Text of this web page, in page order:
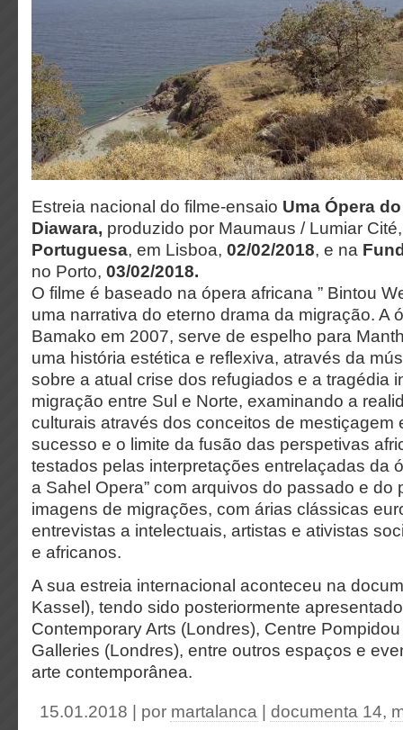
Estreia nacional do filme-ensaio Uma Ópera
Diawara, produzido por Maumaus / Lumiar
Portuguesa, em Lisboa, 02/02/2018, e na
no Porto, 03/02/2018.
O filme é baseado na ópera africana ” Bintou
uma narrativa do eterno drama da migração. A
Bamako em 2007, serve de espelho para
uma história estética e reflexiva, através da
sobre a atual crise dos refugiados e a tragédia
migração entre Sul e Norte, examinando a
culturais através dos conceitos de mestiçagem
sucesso e o limite da fusão das perspetivas
testados pelas interpretações entrelaçadas da
a Sahel Opera” com arquivos do passado e do
imagens de migrações, com árias clássicas
entrevistas a intelectuais, artistas e ativistas
e africanos.
A sua estreia internacional aconteceu na
Kassel), tendo sido posteriormente
Contemporary Arts (Londres), Centre
Galleries (Londres), entre outros espaços e
arte contemporânea.
15.01.2018 | por martalanca documenta 14,